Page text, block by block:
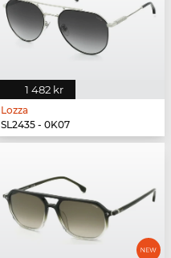
1 482 kr
Lozza
SL2435 - 0K07